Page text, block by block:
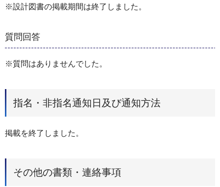
※設計図書の掲載期間は終了しました。
質問回答
※質問はありませんでした。
指名・非指名通知日及び通知方法
掲載を終了しました。
その他の書類・連絡事項